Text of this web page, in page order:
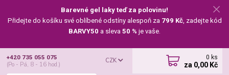
Barevné gel laky teď za polovinu!
Přidejte do košíku své oblíbené odstíny alespoň za 799 Kč, zadejte kód
BARVY50 a sleva 50 % je vaše.
CZK
+420 735 055 075
(Po - Pá, 8 - 16 hod.)
0 ks
za 0,00 Kč